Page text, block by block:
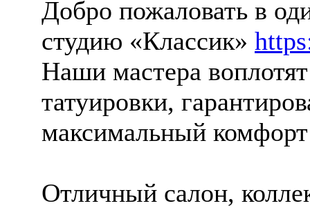
Добро пожаловать в
студию «Классик»
Наши мастера
татуировки,
максимальный
Отличный салон,